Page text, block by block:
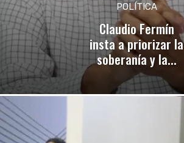
POLÍTICA
Claudio Fermín
insta a priorizar la
soberanía y la...